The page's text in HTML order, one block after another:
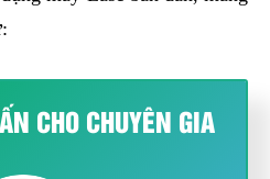
CHO CHUYÊN GIA